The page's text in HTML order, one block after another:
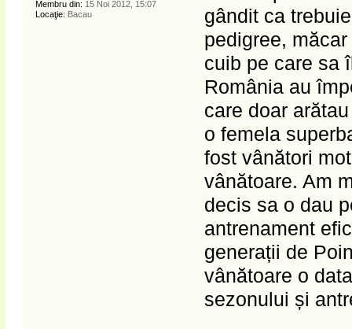
gândit ca
pedigree,
cuib pe care sa
România au
care doar
o femela
fost vânători
vânătoare. Am
decis sa o dau
antrenament
generații de
vânătoare o
sezonului și
Membru din: 15 Noi 2012, 15:07
Locaţie: Bacau